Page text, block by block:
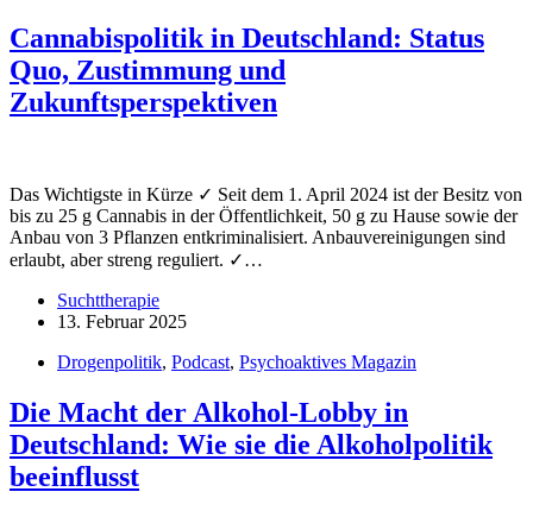
Cannabispolitik in Deutschland: Status
Quo, Zustimmung und
Zukunftsperspektiven
Das Wichtigste in Kürze ✓ Seit dem 1. April 2024 ist der Besitz von
bis zu 25 g Cannabis in der Öffentlichkeit, 50 g zu Hause sowie der
Anbau von 3 Pflanzen entkriminalisiert. Anbauvereinigungen sind
erlaubt, aber streng reguliert. ✓…
Suchttherapie
13. Februar 2025
Drogenpolitik, Podcast, Psychoaktives Magazin
Die Macht der Alkohol-Lobby in
Deutschland: Wie sie die Alkoholpolitik
beeinflusst